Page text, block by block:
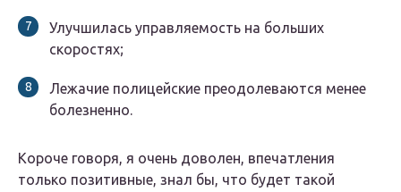
Улучшилась управляемость на больших
скоростях;
Лежачие полицейские преодолеваются менее
болезненно.
Короче говоря, я очень доволен, впечатления
только позитивные, знал бы, что будет такой